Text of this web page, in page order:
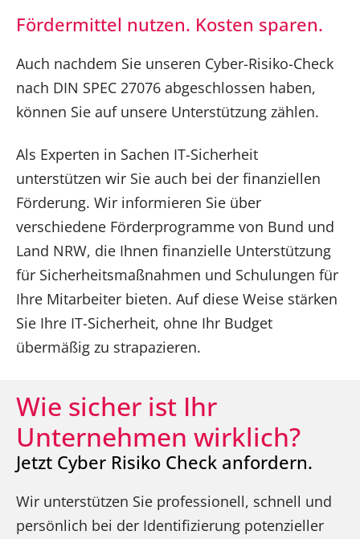
Fördermittel nutzen. Kosten sparen.
Auch nachdem Sie unseren Cyber-Risiko-Check
nach DIN SPEC 27076 abgeschlossen haben,
können Sie auf unsere Unterstützung zählen.
Als Experten in Sachen IT-Sicherheit
unterstützen wir Sie auch bei der finanziellen
Förderung. Wir informieren Sie über
verschiedene Förderprogramme von Bund und
Land NRW, die Ihnen finanzielle Unterstützung
für Sicherheitsmaßnahmen und Schulungen für
Ihre Mitarbeiter bieten. Auf diese Weise stärken
Sie Ihre IT-Sicherheit, ohne Ihr Budget
übermäßig zu strapazieren.
Wie sicher ist Ihr
Unternehmen wirklich?
Jetzt Cyber Risiko Check anfordern.
Wir unterstützen Sie professionell, schnell und
persönlich bei der Identifizierung potenzieller